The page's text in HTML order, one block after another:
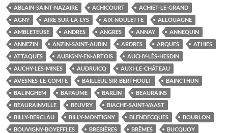
ABLAIN-SAINT-NAZAIRE ACHICOURT
ACHIET-LE-GRAND
AGNY
AIRE-SUR-LA-LYS AIX-NOULETTE
ALLOUAGNE
AMBLETEUSE
ANDRES ANGRES ANNAY
ANNEQUIN
ANNEZIN
ANZIN-SAINT-AUBIN ARDRES ARQUES
ATHIES
ATTAQUES
AUBIGNY-EN-ARTOIS
AUCHY-LÈS-HESDIN
AUCHY-LES-MINES
AUDRUICQ
AUXI-LE-CHÂTEAU
AVESNES-LE-COMTE
BAILLEUL-SIR-BERTHOULT
BAINCTHUN
BALINGHEM
BAPAUME BARLIN
BEAURAINS
BEAURAINVILLE
BEUVRY
BIACHE-SAINT-VAAST
BILLY-BERCLAU
BILLY-MONTIGNY BLENDECQUES
BOURLON
BOUVIGNY-BOYEFFLES
BREBIÈRES BRÊMES
BUCQUOY